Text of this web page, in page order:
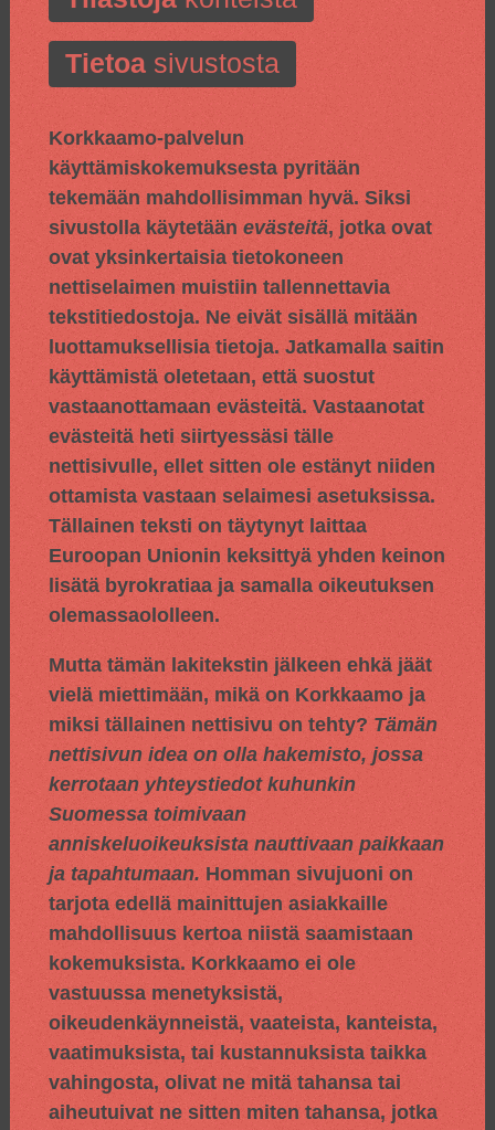
Tietoasivustosta
Korkkaamo-palvelun
käyttämiskokemuksesta pyritään
tekemään mahdollisimman hyvä. Siksi
sivustolla käytetään evästeitä, jotka ovat
ovat yksinkertaisia tietokoneen
nettiselaimen muistiin tallennettavia
tekstitiedostoja. Ne eivät sisällä mitään
luottamuksellisia tietoja. Jatkamalla saitin
käyttämistä oletetaan, että suostut
vastaanottamaan evästeitä. Vastaanotat
evästeitä heti siirtyessäsi tälle
nettisivulle, ellet sitten ole estänyt niiden
ottamista vastaan selaimesi asetuksissa.
Tällainen teksti on täytynyt laittaa
Euroopan Unionin keksittyä yhden keinon
lisätä byrokratiaa ja samalla oikeutuksen
olemassaololleen.
Mutta tämän lakitekstin jälkeen ehkä jäät
vielä miettimään, mikä on Korkkaamo ja
miksi tällainen nettisivu on tehty? Tämän
nettisivun idea on olla hakemisto, jossa
kerrotaan yhteystiedot kuhunkin
Suomessa toimivaan
anniskeluoikeuksista nauttivaan paikkaan
ja tapahtumaan. Homman sivujuoni on
tarjota edellä mainittujen asiakkaille
mahdollisuus kertoa niistä saamistaan
kokemuksista. Korkkaamo ei ole
vastuussa menetyksistä,
oikeudenkäynneistä, vaateista, kanteista,
vaatimuksista, tai kustannuksista taikka
vahingosta, olivat ne mitä tahansa tai
aiheutuivat ne sitten miten tahansa, jotka